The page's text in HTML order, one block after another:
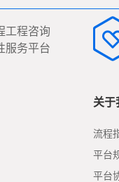
马无人机、大疆无人机、GPS
、大幅面绘图仪等。公司经
影、遥感测绘、工程测量、不
库建设、地理信息系统工程
以全野外数字化采集技术为基础
多项工程，工程合格率达到
靠的基础数据，赢得 了普遍赞
严谨、务实、创新”的企业精
求发展、以管理创效益”的经
，向数字化中国、数字化地
理念、先进的科技手段，为
决策提供有力的技术保障，
工程咨询
服务平台
关于
流程
平台
平台